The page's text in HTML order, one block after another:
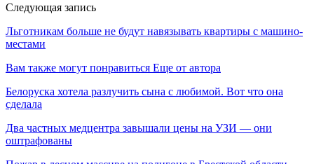
Следующая запись
Льготникам больше не будут навязывать квартиры с машино-
местами
Вам также могут понравиться Еще от автора
Белоруска хотела разлучить сына с любимой. Вот что она
сделала
Два частных медцентра завышали цены на УЗИ — они
оштрафованы